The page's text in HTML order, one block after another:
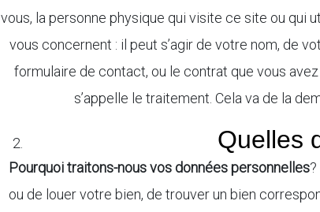
vous, la personne physique qui visite ce site ou qui
vous concernent : il peut s’agir de votre nom, de
formulaire de contact, ou le contrat que vous
s’appelle le traitement. Cela va de la
Quelles
Pourquoi traitons-nous vos données personnelles?
ou de louer votre bien, de trouver un bien